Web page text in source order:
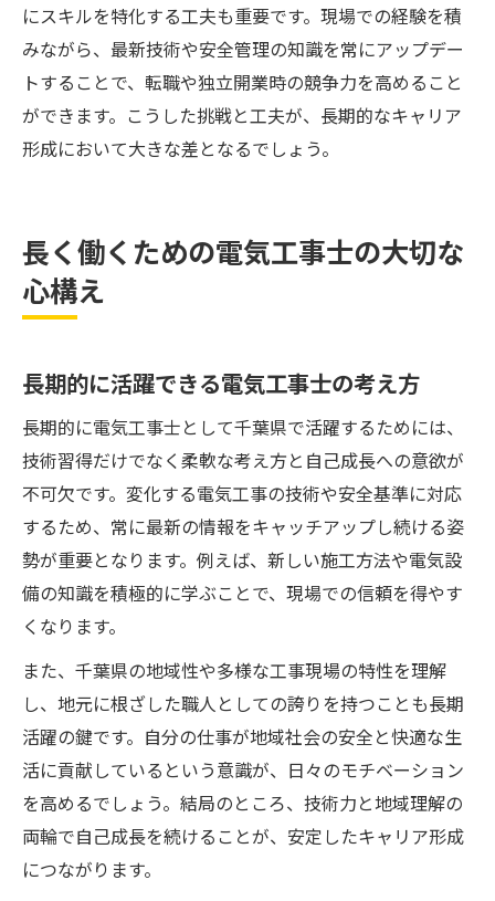
にスキルを特化する工夫も重要です。現場での経験を積
みながら、最新技術や安全管理の知識を常にアップデー
トすることで、転職や独立開業時の競争力を高めること
ができます。こうした挑戦と工夫が、長期的なキャリア
形成において大きな差となるでしょう。
長く働くための電気工事士の大切な
心構え
長期的に活躍できる電気工事士の考え方
長期的に電気工事士として千葉県で活躍するためには、
技術習得だけでなく柔軟な考え方と自己成長への意欲が
不可欠です。変化する電気工事の技術や安全基準に対応
するため、常に最新の情報をキャッチアップし続ける姿
勢が重要となります。例えば、新しい施工方法や電気設
備の知識を積極的に学ぶことで、現場での信頼を得やす
くなります。
また、千葉県の地域性や多様な工事現場の特性を理解
し、地元に根ざした職人としての誇りを持つことも長期
活躍の鍵です。自分の仕事が地域社会の安全と快適な生
活に貢献しているという意識が、日々のモチベーション
を高めるでしょう。結局のところ、技術力と地域理解の
両輪で自己成長を続けることが、安定したキャリア形成
につながります。